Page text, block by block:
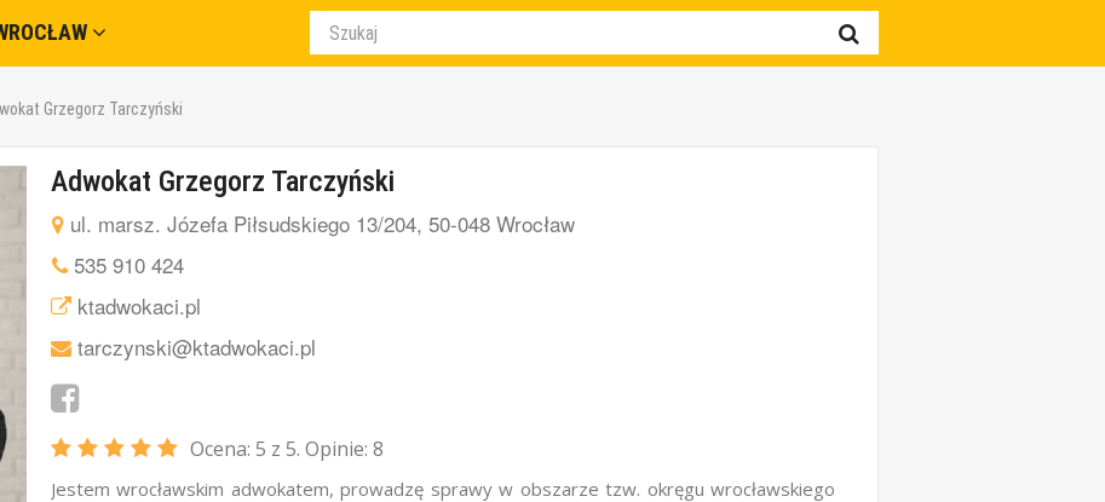
Grzegorz Tarczyński
Adwokat Grzegorz Tarczyński
ul. marsz. Józefa Piłsudskiego 13/204, 50-048 Wrocław
535 910 424
ktadwokaci.pl
tarczynski@ktadwokaci.pl
Ocena: 5 z 5. Opinie: 8
Jestem wrocławskim adwokatem, prowadzę sprawy w obszarze tzw. okręgu wrocławskiego